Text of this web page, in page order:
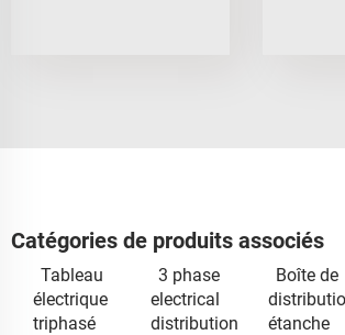
Catégories de produits associés
Tableau
électrique
triphasé
3 phase
electrical
distribution
Boîte de
étanche